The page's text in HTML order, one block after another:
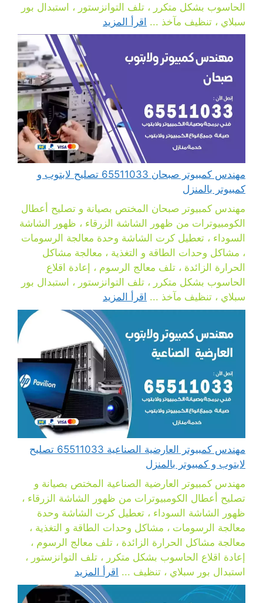
الحاسوب بشكل متكرر ، تلف التوانزستور ، استبدال بور
سبلاي ، تنظيف مآخذ ... اقرأ المزيد
مهندس كمبيوتر صبحان 65511033 تصليح لابتوب و
كمبيوتر بالمنزل
مهندس كمبيوتر صبحان المختص بصيانة و تصليح أعطال
الكومبيوترات من ظهور الشاشة الزرقاء ، ظهور الشاشة
السوداء ، تعطيل كرت الشاشة وحدة معالجة الرسومات
، مشاكل وحدات الطاقة و التغذية ، معالجة مشاكل
الحرارة الزائدة ، تلف معالج الرسوم ، إعادة اقلاع
الحاسوب بشكل متكرر ، تلف التوانزستور ، استبدال بور
سبلاي ، تنظيف مآخذ ... اقرأ المزيد
مهندس كمبيوتر العارضية الصناعية 65511033 تصليح
لابتوب و كمبيوتر بالمنزل
مهندس كمبيوتر العارضية الصناعية المختص بصيانة و
تصليح أعطال الكومبيوترات من ظهور الشاشة الزرقاء ،
ظهور الشاشة السوداء ، تعطيل كرت الشاشة وحدة
معالجة الرسومات ، مشاكل وحدات الطاقة و التغذية ،
معالجة مشاكل الحرارة الزائدة ، تلف معالج الرسوم ،
إعادة اقلاع الحاسوب بشكل متكرر ، تلف التوانزستور ،
استبدال بور سبلاي ، تنظيف ... اقرأ المزيد